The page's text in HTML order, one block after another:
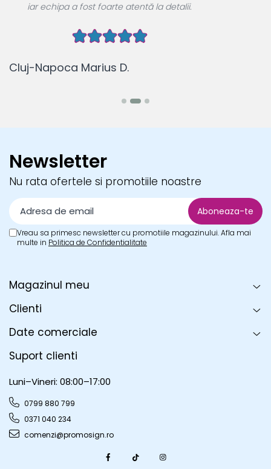
Cluj-Napoca Marius D.
iar echipa a fost foarte atentă la detalii.
Newsletter
Nu rata ofertele si promotiile noastre
Vreau sa primesc newsletter cu promotiile magazinului. Afla mai
multe in Politica de Confidentialitate
Magazinul meu
Clienti
Date comerciale
Suport clienti
Luni–Vineri: 08:00–17:00
0799 880 799
0371 040 234
comenzi@promosign.ro